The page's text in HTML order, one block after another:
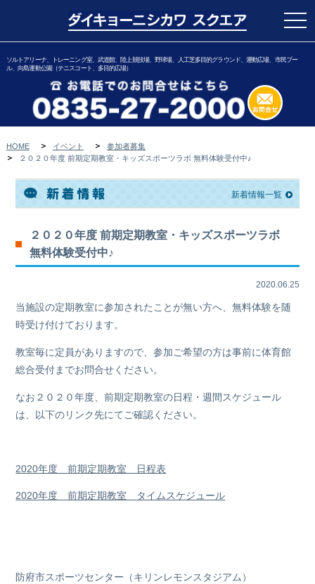
ソルトアリーナ、トレーニング室、武道館、陸上競技場、野球場、人工芝多目的グラウンド、運動広場、市民プー
ル、向島運動公園（テニスコート、多目的広場）
HOME イベント
参加者募集
２０２０年度 前期定期教室・キッズスポーツラボ 無料体験受付中♪
新着情報一覧
２０２０年度 前期定期教室・キッズスポーツラボ
無料体験受付中♪
2020.06.25
当施設の定期教室に参加されたことが無い方へ、無料体験を随
時受け付けております。
教室毎に定員がありますので、参加ご希望の方は事前に体育館
総合受付までお問合せください。
なお２０２０年度、前期定期教室の日程・週間スケジュール
は、以下のリンク先にてご確認ください。
2020年度 前期定期教室 日程表
2020年度 前期定期教室 タイムスケジュール
防府市スポーツセンター（キリンレモンスタジアム）